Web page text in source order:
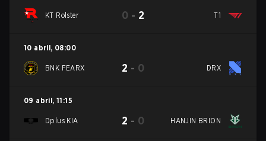
KT Rolster 0 - 2 T1
10 abril, 08:00
BNK FEARX 2 - 0 DRX
09 abril, 11:15
Dplus KIA 2 - 0 HANJIN BRION